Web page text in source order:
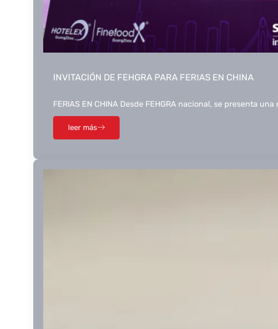
INVITACIÓN DE FEHGRA PARA FERIAS EN CHINA
FERIAS EN CHINA Desde FEHGRA nacional, se presenta
leer más